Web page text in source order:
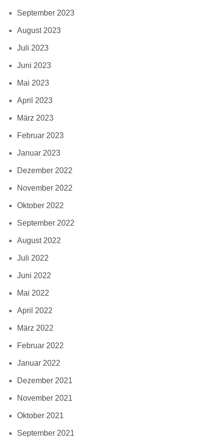
September 2023
August 2023
Juli 2023
Juni 2023
Mai 2023
April 2023
März 2023
Februar 2023
Januar 2023
Dezember 2022
November 2022
Oktober 2022
September 2022
August 2022
Juli 2022
Juni 2022
Mai 2022
April 2022
März 2022
Februar 2022
Januar 2022
Dezember 2021
November 2021
Oktober 2021
September 2021